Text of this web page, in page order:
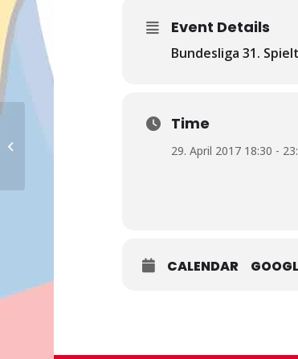
Event Details
Bundesliga 31.
Time
29. April 2017 18:30 -
CALENDAR